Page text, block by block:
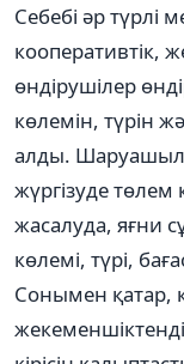
Себебі әр түрлі
кооперативтік,
өндірушілер
көлемін, түрін
алды.
жүргізуде төлем
жасалуда, яғни
көлемі, түрі,
Сонымен қатар,